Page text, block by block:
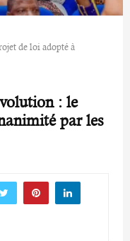
de loi adopté à
: le
par les